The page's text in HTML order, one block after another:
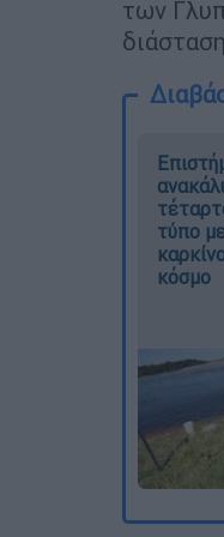
των
διάσταση
τύπο
κόσμο